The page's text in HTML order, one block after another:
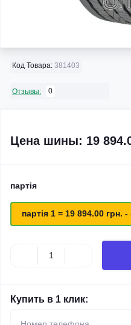
Код Товара: 381403
Отзывы: 0
Цена шины: 19
партія
партія 1 = 19 894.00 грн.
Купить в 1 клик: